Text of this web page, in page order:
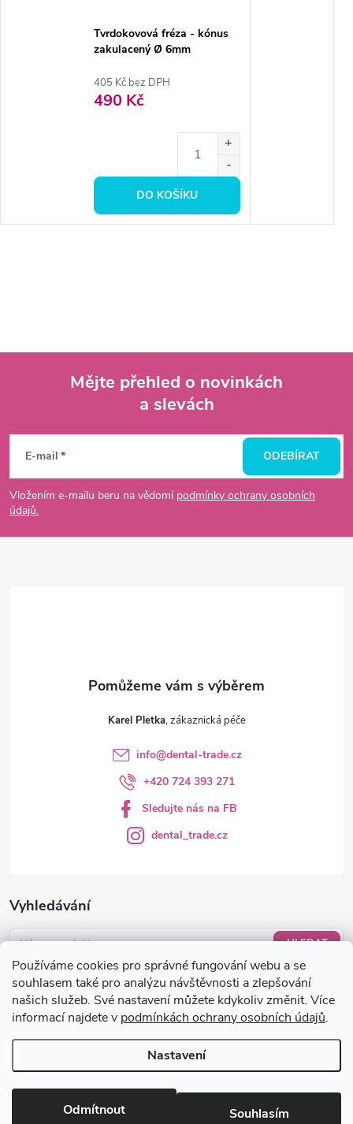
Používáme cookies pro správné fungování webu a se
souhlasem také pro analýzu návštěvnosti a zlepšování
našich služeb. Své nastavení můžete kdykoliv změnit. Více
informací najdete v podmínkách ochrany osobních údajů.
Nastavení
Odmítnout Souhlasím
Tvrdokovová fréza - kónus
zakulacený Ø 6mm
405 Kč bez DPH
490 Kč
DO KOŠÍKU
p
a
Mějte přehled o novinkách
a slevách
E-mail
Vložením e-mailu beru na vědomí podmínky ochrany osobních
údajů.
ODEBÍRAT
Vyhledávání
HLEDAT
Nákupní košík
0KS /0 KČ
Karel Pletka
info@dental-trade.cz
+420 724 393 271
Sledujte nás na FB
dental_trade.cz
Copyright 2026dental-trade.cz. Všechna práva vyhrazena.Upravit
nastavení cookies